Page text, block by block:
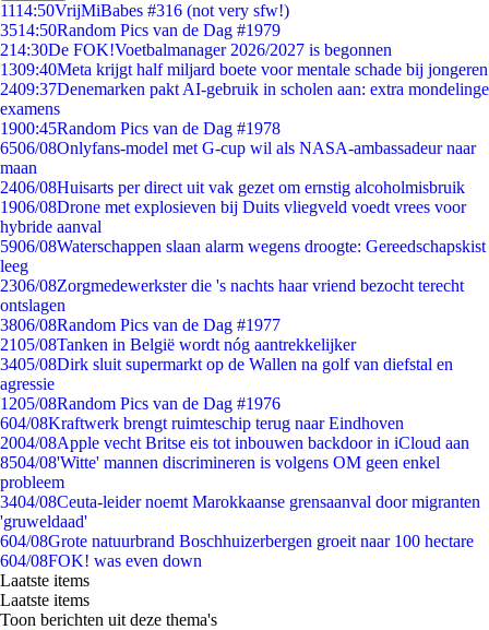
1114:50VrijMiBabes #316 (not very sfw!)
3514:50Random Pics van de Dag #1979
214:30De FOK!Voetbalmanager 2026/2027 is begonnen
1309:40Meta krijgt half miljard boete voor mentale schade bij jongeren
2409:37Denemarken pakt AI-gebruik in scholen aan: extra mondelinge
examens
1900:45Random Pics van de Dag #1978
6506/08Onlyfans-model met G-cup wil als NASA-ambassadeur naar
maan
2406/08Huisarts per direct uit vak gezet om ernstig alcoholmisbruik
1906/08Drone met explosieven bij Duits vliegveld voedt vrees voor
hybride aanval
5906/08Waterschappen slaan alarm wegens droogte: Gereedschapskist
leeg
2306/08Zorgmedewerkster die 's nachts haar vriend bezocht terecht
ontslagen
3806/08Random Pics van de Dag #1977
2105/08Tanken in België wordt nóg aantrekkelijker
3405/08Dirk sluit supermarkt op de Wallen na golf van diefstal en
agressie
1205/08Random Pics van de Dag #1976
604/08Kraftwerk brengt ruimteschip terug naar Eindhoven
2004/08Apple vecht Britse eis tot inbouwen backdoor in iCloud aan
8504/08'Witte' mannen discrimineren is volgens OM geen enkel
probleem
3404/08Ceuta-leider noemt Marokkaanse grensaanval door migranten
'gruweldaad'
604/08Grote natuurbrand Boschhuizerbergen groeit naar 100 hectare
604/08FOK! was even down
Laatste items
Laatste items
Toon berichten uit deze thema's